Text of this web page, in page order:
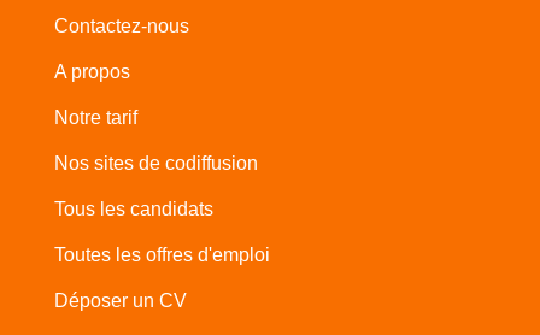
Contactez-nous
A propos
Notre tarif
Nos sites de codiffusion
Tous les candidats
Toutes les offres d'emploi
Déposer un CV